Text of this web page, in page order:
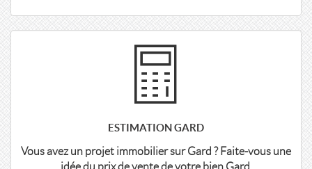
ESTIMATION GARD
Vous avez un projet immobilier sur Gard ? Faite-vous une
idée du prix de vente de votre bien Gard.